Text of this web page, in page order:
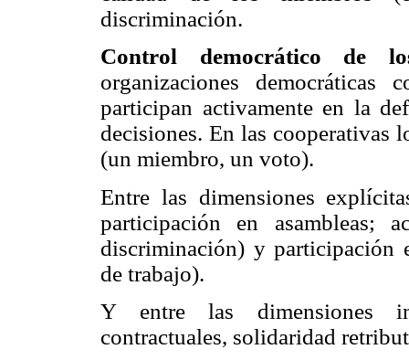
discriminación.
Control democrático de
organizaciones democráticas
participan activamente en la
decisiones. En las cooperativas
(un miembro, un voto).
Entre las dimensiones
participación en asambleas;
discriminación) y participación
de trabajo).
Y entre las dimensiones
contractuales, solidaridad